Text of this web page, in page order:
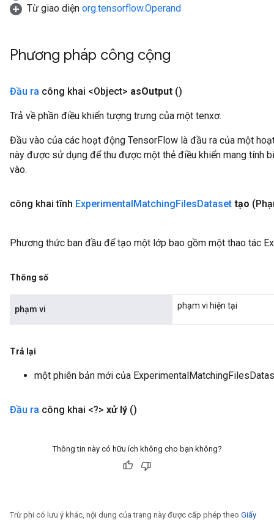
Từ giao diện org.tensorflow.Operand
Phương pháp công cộng
Đầu ra công khai <Object> asOutput ()
Trả về phần điều khiển tượng trưng của một tenxơ.
Đầu vào của các hoạt động TensorFlow là đầu ra của một
này được sử dụng để thu được một thẻ điều khiển mang tính
vào.
công khai tĩnh ExperimentalMatchingFilesDataset tạo
Phương thức ban đầu để tạo một lớp bao gồm một thao tác
Thông số
phạm vi phạm vi hiện tại
Trả lại
một phiên bản mới của
Đầu ra công khai <?> xử lý ()
Thông tin này có hữu ích không cho bạn không?
Trừ phi có lưu ý khác, nội dung của trang này được cấp phép theo Giấy